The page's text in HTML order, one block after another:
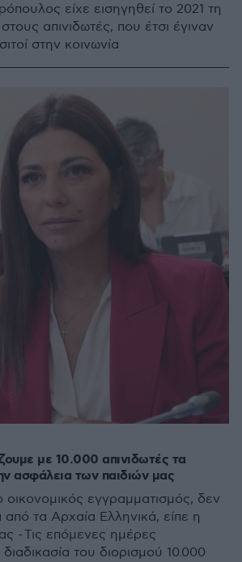
είχε εισηγηθεί το 2021 τη
απινιδωτές, που έτσι έγιναν
στην κοινωνία
με 10.000 απινιδωτές τα
ασφάλεια των παιδιών μας
οικονομικός εγγραμματισμός, δεν
τα Αρχαία Ελληνικά, είπε η
- Τις επόμενες ημέρες
του διορισμού 10.000